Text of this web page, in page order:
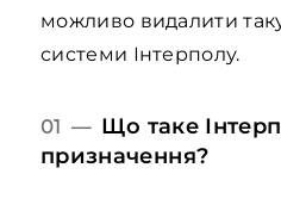
можливо видалити
системи Інтерполу.
01 — Що таке
призначення?